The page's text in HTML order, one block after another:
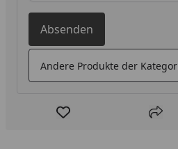
Absenden
Andere Produkte der
Produkt zur Teilen